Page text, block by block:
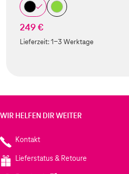
249 €
Lieferzeit:1-3 Werktage
WIR HELFEN DIR WEITER
Kontakt
Lieferstatus & Retoure